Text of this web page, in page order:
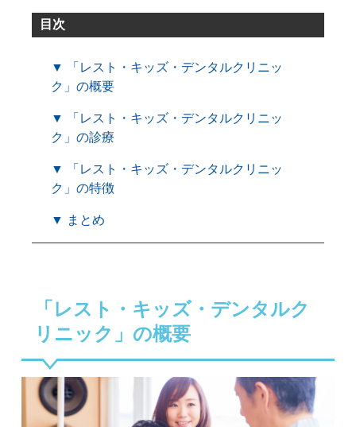
目次
▼ 「レスト・キッズ・デンタルクリニッ
ク」の概要
▼ 「レスト・キッズ・デンタルクリニッ
ク」の診療
▼ 「レスト・キッズ・デンタルクリニッ
ク」の特徴
▼ まとめ
「レスト・キッズ・デンタルク
リニック」の概要